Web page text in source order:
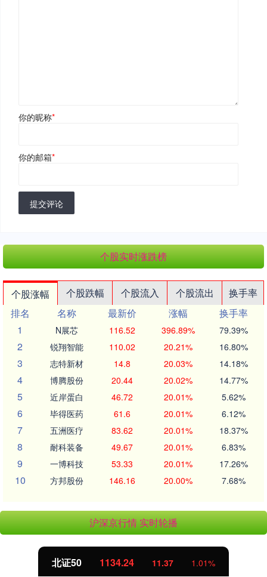
你的昵称*
你的邮箱*
提交评论
个股实时涨跌榜
个股涨幅 个股跌幅 个股流入 个股流出
换手率
排名
名称 最新价 涨幅
换手率
1
N展芯 116.52 396.89% 79.39%
2 锐翔智能 110.02 20.21% 16.80%
3 志特新材 14.8 20.03% 14.18%
4 博腾股份 20.44 20.02% 14.77%
5 近岸蛋白 46.72 20.01% 5.62%
6 毕得医药 61.6 20.01% 6.12%
7 五洲医疗 83.62 20.01% 18.37%
8 耐科装备 49.67 20.01% 6.83%
9 一博科技 53.33 20.01% 17.26%
10 方邦股份 146.16 20.00% 7.68%
沪深京行情 实时轮播
北证50 1134.24 11.37 1.01%